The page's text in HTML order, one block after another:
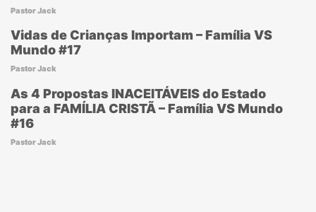
Pastor Jack
Vidas de Crianças Importam – Família VS
Mundo #17
Pastor Jack
As 4 Propostas INACEITÁVEIS do Estado
para a FAMÍLIA CRISTÃ – Família VS Mundo
#16
Pastor Jack